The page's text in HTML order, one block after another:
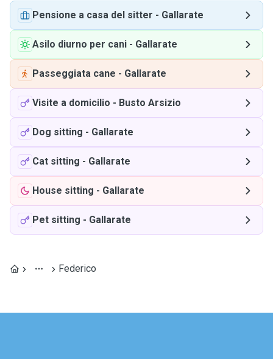
Pensione a casa del sitter - Gallarate
Asilo diurno per cani - Gallarate
Passeggiata cane - Gallarate
Visite a domicilio - Busto Arsizio
Dog sitting - Gallarate
Cat sitting - Gallarate
House sitting - Gallarate
Pet sitting - Gallarate
Federico